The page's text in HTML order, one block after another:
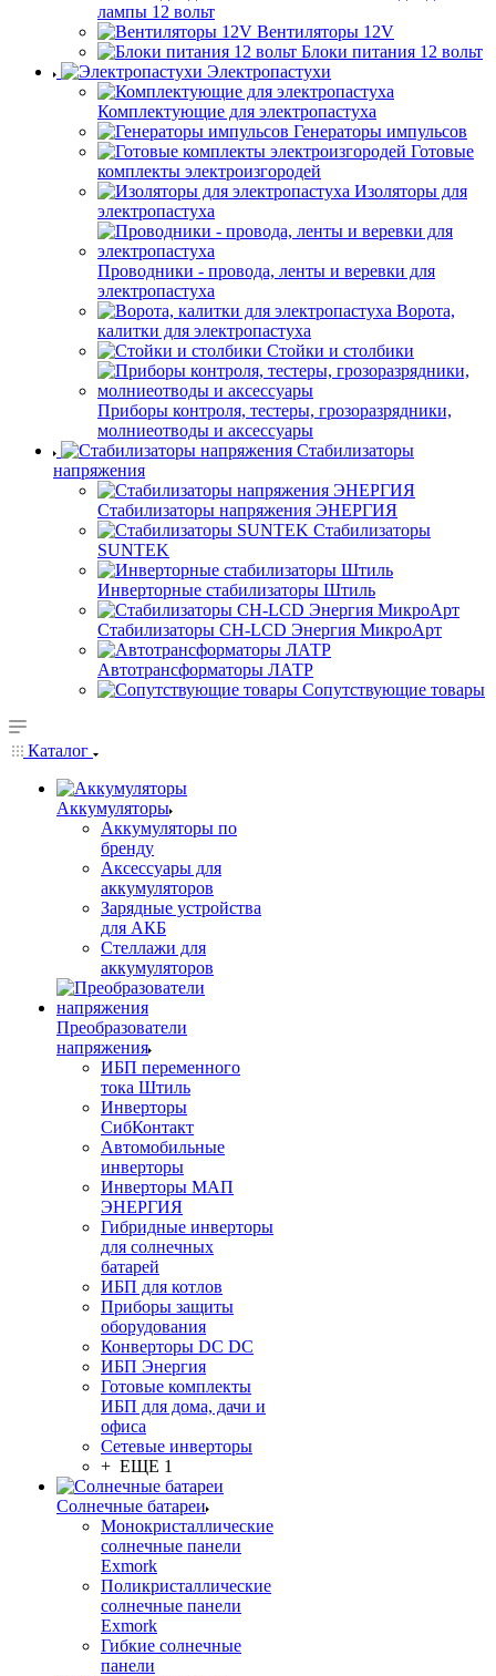
лампы 12 вольт
Вентиляторы 12V
Блоки питания 12 вольт
Электропастухи
Комплектующие для электропастуха
Генераторы импульсов
Готовые
комплекты электроизгородей
Изоляторы для
электропастуха
Проводники - провода, ленты и веревки для
электропастуха
Ворота,
калитки для электропастуха
Стойки и столбики
Приборы контроля, тестеры, грозоразрядники,
молниеотводы и аксессуары
Стабилизаторы
напряжения
Стабилизаторы напряжения ЭНЕРГИЯ
Стабилизаторы
SUNTEK
Инверторные стабилизаторы Штиль
Стабилизаторы СН-LCD Энepгия МикроАрт
Автотрансформаторы ЛАТР
Сопутствующие товары
Каталог
Аккумуляторы
Аккумуляторы по
бренду
Аксессуары для
аккумуляторов
Зарядные устройства
для АКБ
Стеллажи для
аккумуляторов
Преобразователи
напряжения
ИБП переменного
тока Штиль
Инверторы
СибКонтакт
Автомобильные
инверторы
Инверторы МАП
ЭНЕРГИЯ
Гибридные инверторы
для солнечных
батарей
ИБП для котлов
Приборы защиты
оборудования
Конверторы DC DC
ИБП Энергия
Готовые комплекты
ИБП для дома, дачи и
офиса
Сетевые инверторы
+ ЕЩЕ 1
Солнечные батареи
Монокристаллические
солнечные панели
Exmork
Поликристаллические
солнечные панели
Exmork
Гибкие солнечные
панели